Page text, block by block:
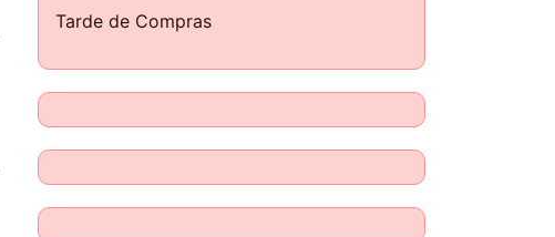
Tarde de Compras